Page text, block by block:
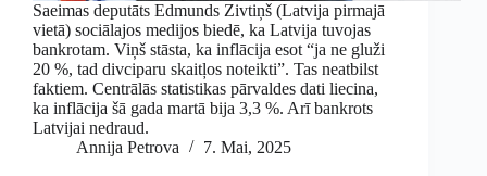
Saeimas deputāts Edmunds Zivtiņš (Latvija pirmajā
vietā) sociālajos medijos biedē, ka Latvija tuvojas
bankrotam. Viņš stāsta, ka inflācija esot “ja ne gluži
20 %, tad divciparu skaitļos noteikti”. Tas neatbilst
faktiem. Centrālās statistikas pārvaldes dati liecina,
ka inflācija šā gada martā bija 3,3 %. Arī bankrots
Latvijai nedraud.
Annija Petrova
7. Mai, 2025